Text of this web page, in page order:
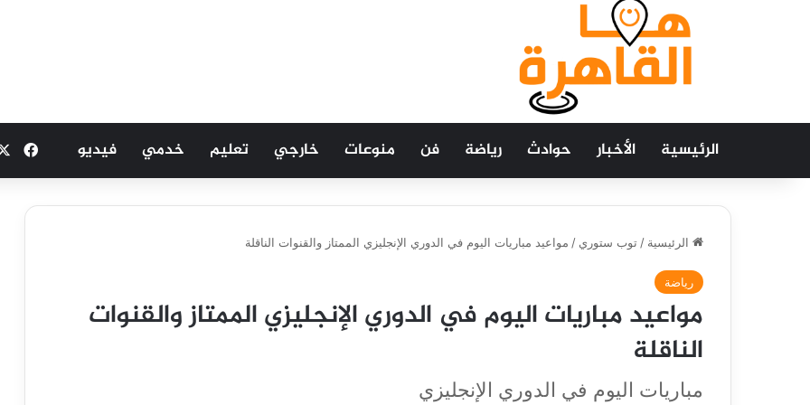
الرئيسية الأخبار حوادث رياضة فن منوعات خارجي تعليم خدمي فيديو
الرئيسية / توب ستوري / مواعيد مباريات اليوم في الدوري الإنجليزي الممتاز والقنوات الناقلة
رياضة
مواعيد مباريات اليوم في الدوري الإنجليزي الممتاز والقنوات
الناقلة
مباريات اليوم في الدوري الإنجليزي